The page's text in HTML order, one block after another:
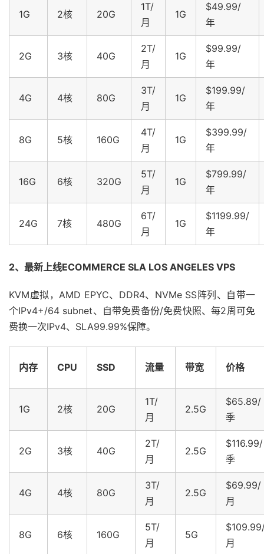
1G 2核 20G
1T/
月
1G
$49.99/
年
2G 3核 40G
2T/
月
1G
$99.99/
年
4G 4核 80G
3T/
月
1G
$199.99/
年
8G 5核 160G
4T/
月
1G
$399.99/
年
16G 6核 320G
5T/
月
1G
$799.99/
年
24G 7核 480G
6T/
月
1G
$1199.99/
年
2、最新上线ECOMMERCE SLA LOS ANGELES VPS
KVM虚拟，AMD EPYC、DDR4、NVMe SS阵列、自带一
个IPv4+/64 subnet、自带免费备份/免费快照、每2周可免
费换一次IPv4、SLA99.99%保障。
内存 CPU SSD 流量 带宽 价格
1G 2核 20G
1T/
月
2.5G
$65.89/
季
2G 3核 40G
2T/
月
2.5G
$116.99/
季
4G 4核 80G
3T/
月
2.5G
$69.99/
月
8G 6核 160G
5T/
月
5G
月